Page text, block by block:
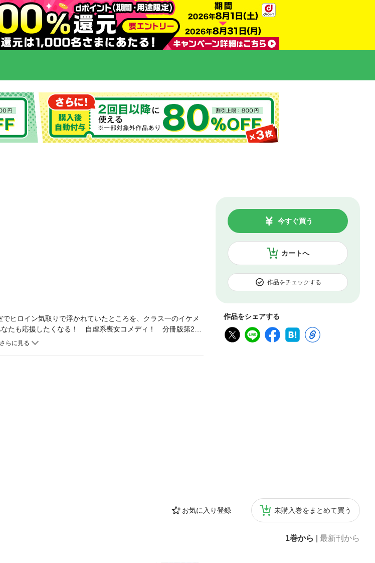
カートへ
今すぐ買う
作品をチェックする
作品をシェアする
お気に入り登録 未購入巻をまとめて買う
1巻から 最新刊から
ヒロイン気取りで浮かれていたところを、クラス一のイケメ
たも応援したくなる！ 自虐系喪女コメディ！ 分冊版第22
一のものとなります。重複購入にご注意ください。